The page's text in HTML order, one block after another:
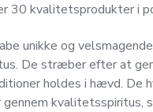
30 kvalitetsprodukter i
unikke og
De stræber efter at
holdes i hævd. De
gennem kvalitetsspiritus,